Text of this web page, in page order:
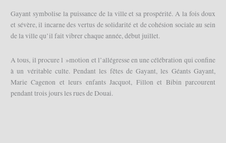
Gayant symbolise la puissance de la ville et sa prospérité. A la fois doux
et sévère, il incarne des vertus de solidarité et de cohésion sociale au sein
de la ville qu’il fait vibrer chaque année, début juillet.
A tous, il procure l »motion et l’allégresse en une célébration qui confine
à un véritable culte. Pendant les fêtes de Gayant, les Géants Gayant,
Marie Cagenon et leurs enfants Jacquot, Fillon et Bibin parcourent
pendant trois jours les rues de Douai.